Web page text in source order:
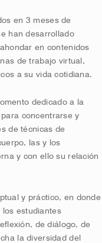
en 3 meses de
han desarrollado
en contenidos
de trabajo virtual,
a su vida cotidiana.
dedicado a la
concentrarse y
de técnicas de
las y los
y con ello su relación
y práctico, en donde
estudiantes
de diálogo, de
la diversidad del